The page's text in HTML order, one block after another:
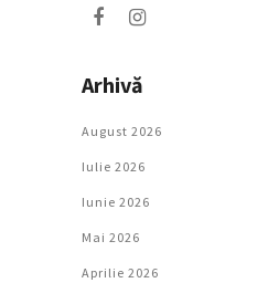
Arhivă
August 2026
Iulie 2026
Iunie 2026
Mai 2026
Aprilie 2026